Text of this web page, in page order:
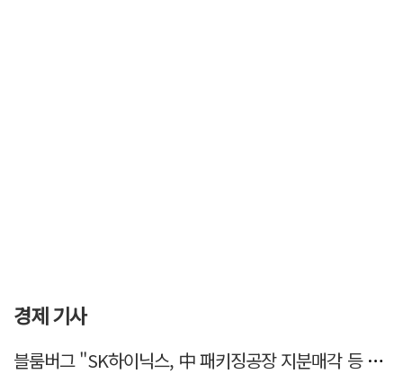
경제 기사
블룸버그 "SK하이닉스, 中 패키징공장 지분매각 등 검토"